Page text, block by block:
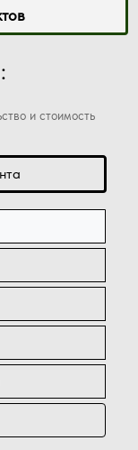
и стоимость